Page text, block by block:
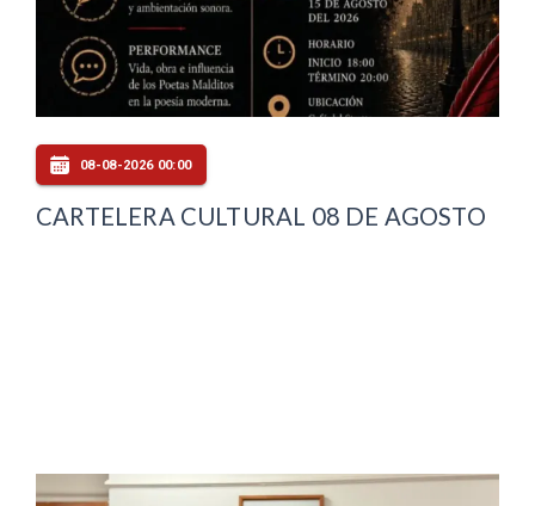
08-08-2026 00:00
CARTELERA CULTURAL 08 DE AGOSTO